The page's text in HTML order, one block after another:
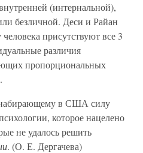
(интернальной),
безличной. Деси и Райан
присутствуют все 3
различия
пропорциональных
в США силу
которое нацелено
не удалось решить
. (О. Е. Дергачева)